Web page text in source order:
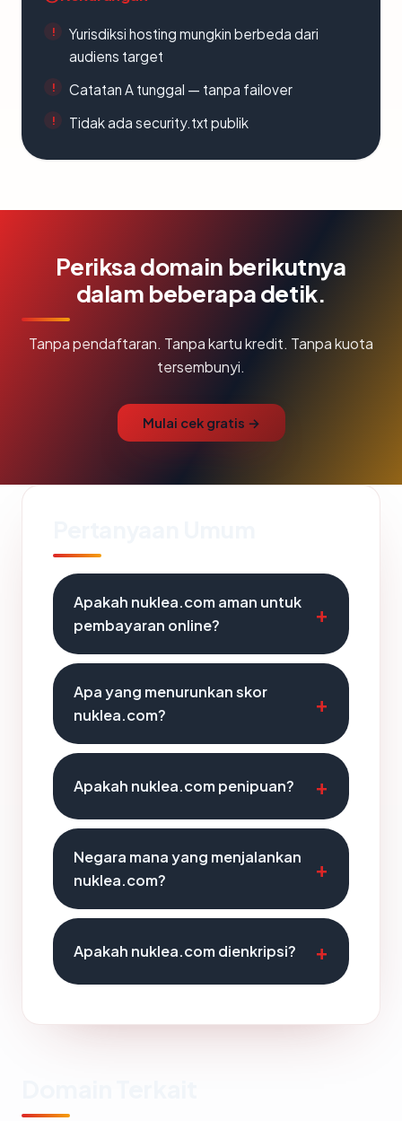
Yurisdiksi hosting mungkin berbeda dari
audiens target
Catatan A tunggal — tanpa failover
Tidak ada security.txt publik
Periksa domain berikutnya
dalam beberapa detik.
Tanpa pendaftaran. Tanpa kartu kredit. Tanpa kuota
tersembunyi.
Mulai cek gratis →
Apakah nuklea.com aman untuk
pembayaran online?
Apa yang menurunkan skor
nuklea.com?
Apakah nuklea.com penipuan?
Negara mana yang menjalankan
nuklea.com?
Apakah nuklea.com dienkripsi?